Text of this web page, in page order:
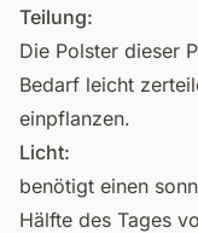
Teilung:
Die Polster dieser
Bedarf leicht
einpflanzen.
Licht:
benötigt einen
Hälfte des Tages